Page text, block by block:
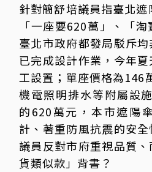
針對簡舒培議員指臺北遮
「一座要620萬」、「
臺北市政府都發局駁斥
已完成設計作業，今年
工設置；單座價格為146
機電照明排水等附屬設
的620萬元，本市遮陽
計、著重防風抗震的安
議員反對市府重視品質
貨類似款」背書？